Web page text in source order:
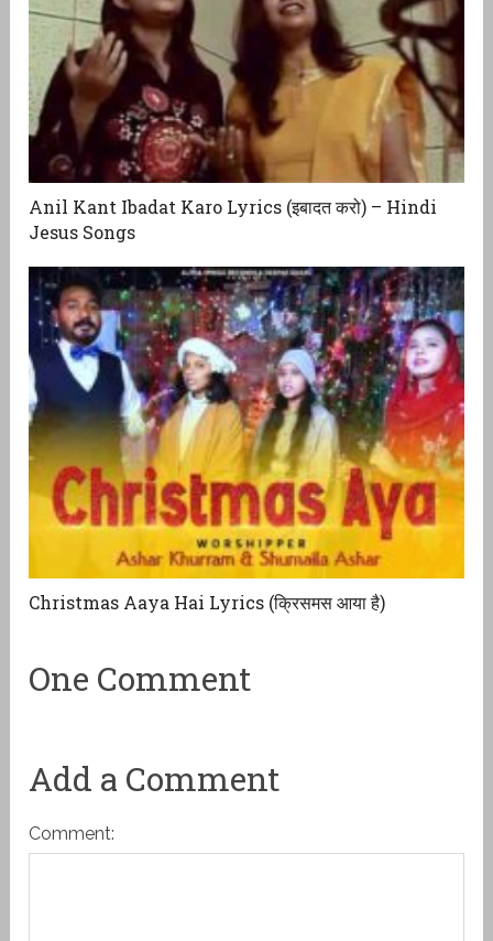
Anil Kant Ibadat Karo Lyrics (इबादत करो) – Hindi
Jesus Songs
Christmas Aaya Hai Lyrics (क्रिसमस आया है)
One Comment
Add a Comment
Comment: